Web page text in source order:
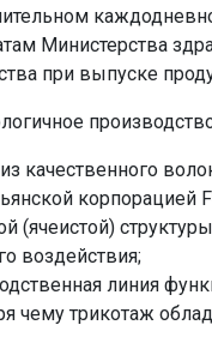
Министерства
при выпуске
качественного
корпорацией
(ячеистой)
воздействия;
линия
чему трикотаж